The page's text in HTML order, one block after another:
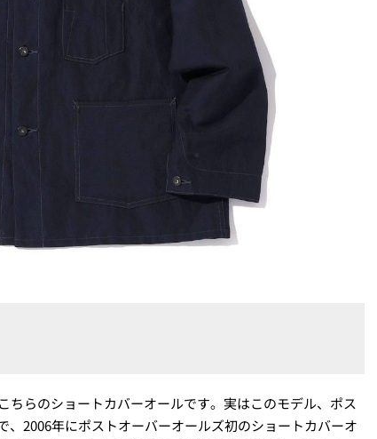
らのショートカバーオールです。実はこのモデル、ポス
、2006年にポストオーバーオールズ初のショートカバーオ